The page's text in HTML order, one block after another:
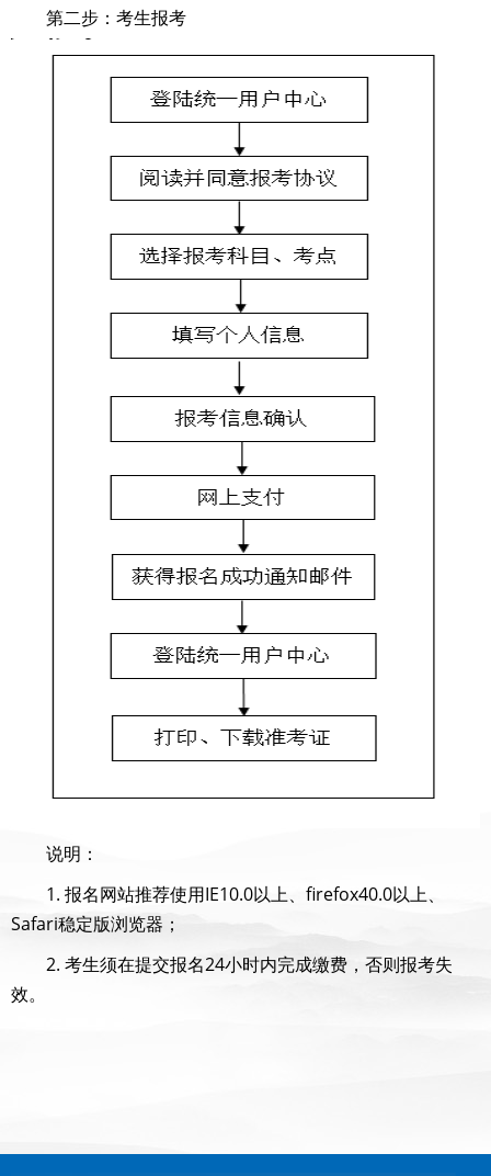
第二步：考生报考
说明：
1. 报名网站推荐使用IE10.0以上、firefox40.0以上、
Safari稳定版浏览器；
2. 考生须在提交报名24小时内完成缴费，否则报考失
效。